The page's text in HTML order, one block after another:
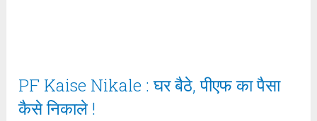
PF Kaise Nikale : घर बैठे, पीएफ का पैसा
कैसे निकाले !